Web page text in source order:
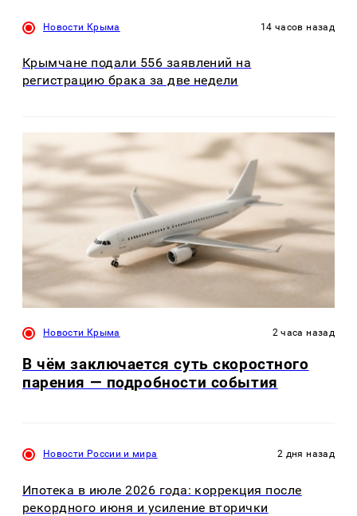
Новости Крыма 14 часов назад
Крымчане подали 556 заявлений на
регистрацию брака за две недели
Новости Крыма 2 часа назад
В чём заключается суть скоростного
парения — подробности события
Новости России и мира 2 дня назад
Ипотека в июле 2026 года: коррекция после
рекордного июня и усиление вторички